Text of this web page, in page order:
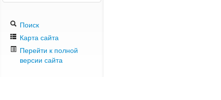
Поиск
Карта сайта
Перейти к полной
версии сайта